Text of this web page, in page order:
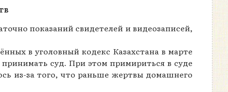
показаний свидетелей и видеозаписей,
в уголовный кодекс Казахстана в марте
суд. При этом примириться в суде
из-за того, что раньше жертвы домашнего